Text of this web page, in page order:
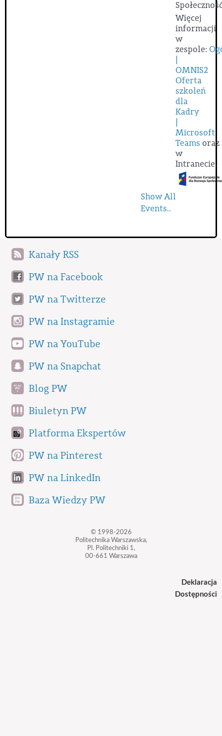
Więcej
informacji
w
zespole:
|
OMNIS2
Oferta
szkoleń
dla
Kadry
|
Microsoft
Teams oraz
w
Intranecie.
Show All
Events..
Kanały RSS
PW na Facebook
PW na Twitterze
PW na Instagramie
PW na YouTube
PW na Snapchat
Blog PW
Biuletyn PW
Platforma Ekspertów
PW na Pinterest
PW na LinkedIn
Baza Wiedzy PW
© 1998-2026
Politechnika Warszawska,
Pl. Politechniki 1,
00-661 Warszawa
Deklaracja
Dostępności